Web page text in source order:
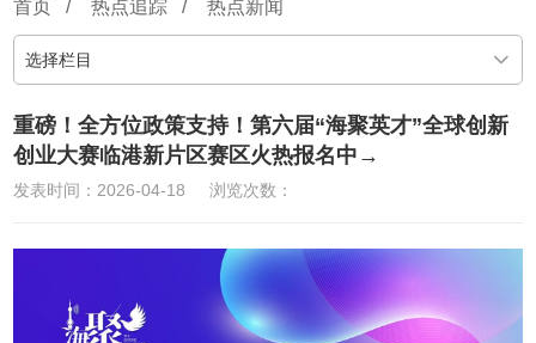
首页 / 热点追踪 / 热点新闻
选择栏目
重磅！全方位政策支持！第六届“海聚英才”全球创新
创业大赛临港新片区赛区火热报名中→
发表时间：2026-04-18 浏览次数：